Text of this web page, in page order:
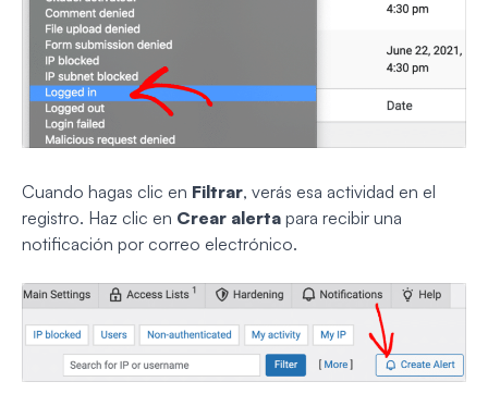
Cuando hagas clic en Filtrar, verás esa actividad en el
registro. Haz clic en Crear alerta para recibir una
notificación por correo electrónico.